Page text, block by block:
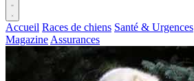
Accueil Races de chiens Santé & Urgences
Magazine Assurances